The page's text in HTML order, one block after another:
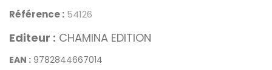
Référence : 54126
Editeur : CHAMINA EDITION
EAN : 9782844667014